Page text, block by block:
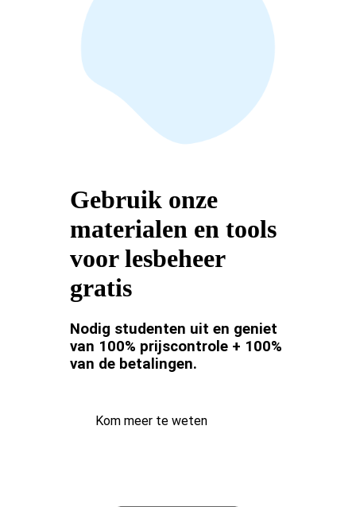
Gebruik onze
materialen en tools
voor lesbeheer
gratis
Nodig studenten uit en geniet
van 100% prijscontrole + 100%
van de betalingen.
Kom meer te weten